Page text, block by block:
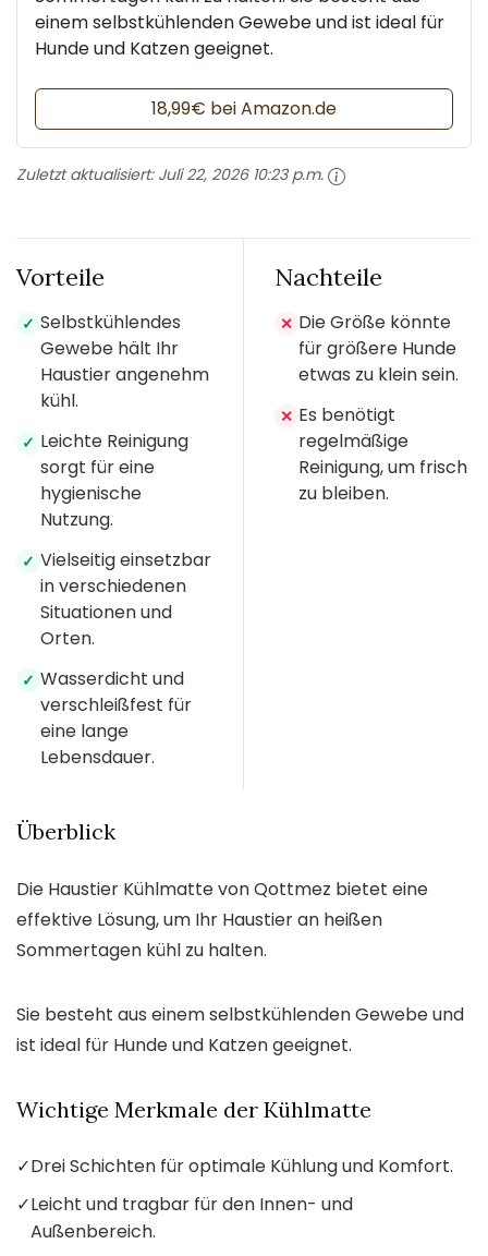
einem selbstkühlenden Gewebe und ist ideal für
Hunde und Katzen geeignet.
18,99€ bei Amazon.de
Zuletzt aktualisiert: Juli 22, 2026 10:23 p.m.
Vorteile
✓ Selbstkühlendes
Gewebe hält Ihr
Haustier angenehm
kühl.
✓ Leichte Reinigung
sorgt für eine
hygienische
Nutzung.
✓ Vielseitig einsetzbar
in verschiedenen
Situationen und
Orten.
✓ Wasserdicht und
verschleißfest für
eine lange
Lebensdauer.
Nachteile
✕ Die Größe könnte
für größere Hunde
etwas zu klein sein.
✕ Es benötigt
regelmäßige
Reinigung, um frisch
zu bleiben.
Überblick
Die Haustier Kühlmatte von Qottmez bietet eine
effektive Lösung, um Ihr Haustier an heißen
Sommertagen kühl zu halten.
Sie besteht aus einem selbstkühlenden Gewebe und
ist ideal für Hunde und Katzen geeignet.
Wichtige Merkmale der Kühlmatte
✓Drei Schichten für optimale Kühlung und Komfort.
✓Leicht und tragbar für den Innen- und
Außenbereich.